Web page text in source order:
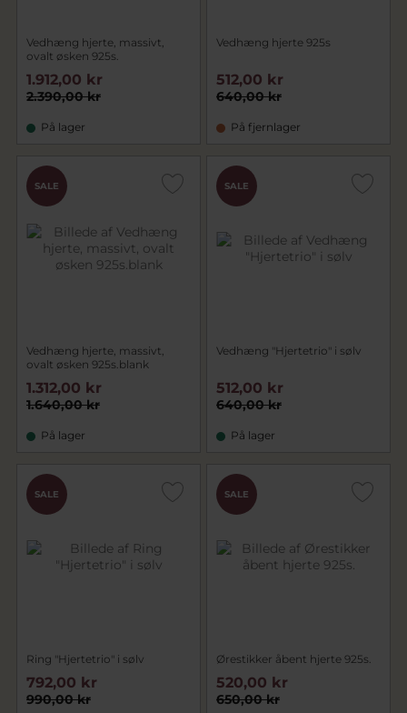
Vedhæng hjerte, massivt,
ovalt øsken 925s.
2.390,00 kr
1.912,00 kr
På lager
Vedhæng hjerte 925s
640,00 kr
512,00 kr
På fjernlager
SALE
Vedhæng hjerte, massivt,
ovalt øsken 925s.blank
1.640,00 kr
1.312,00 kr
På lager
SALE
Vedhæng "Hjertetrio" i sølv
640,00 kr
512,00 kr
På lager
SALE
Ring "Hjertetrio" i sølv
990,00 kr
792,00 kr
SALE
Ørestikker åbent hjerte 925s.
650,00 kr
520,00 kr